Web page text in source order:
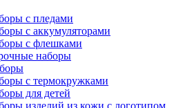
с пледами
с аккумуляторами
с флешками
наборы
с термокружками
для детей
изделий из кожи с логотипом